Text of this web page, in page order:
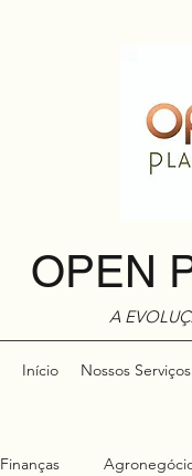
OPEN
A
Início Nossos Serviços
Finanças